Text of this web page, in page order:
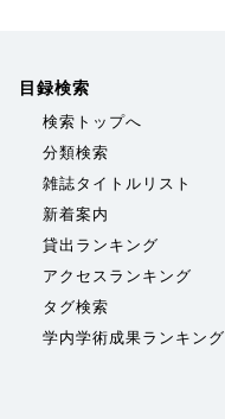
目録検索
検索トップへ
分類検索
雑誌タイトルリスト
新着案内
貸出ランキング
アクセスランキング
タグ検索
学内学術成果ランキング